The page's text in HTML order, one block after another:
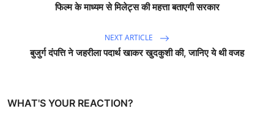
फिल्म के माध्यम से मिलेट्स की महत्ता बताएगी सरकार
NEXT ARTICLE
बुजुर्ग दंपत्ति ने जहरीला पदार्थ खाकर खुदकुशी की, जानिए ये थी वजह
WHAT'S YOUR REACTION?